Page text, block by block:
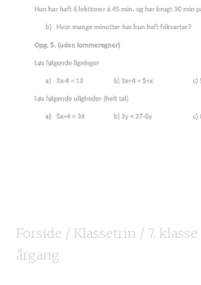
Forside / Klassetrin / 7. klasse
årgang